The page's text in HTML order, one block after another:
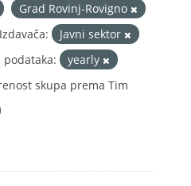
Grad Rovinj-Rovigno
Javni sektor
podataka:
yearly
skupa prema Tim